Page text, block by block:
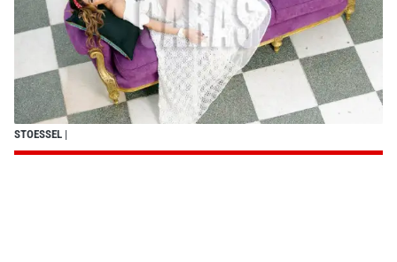
STOESSEL |